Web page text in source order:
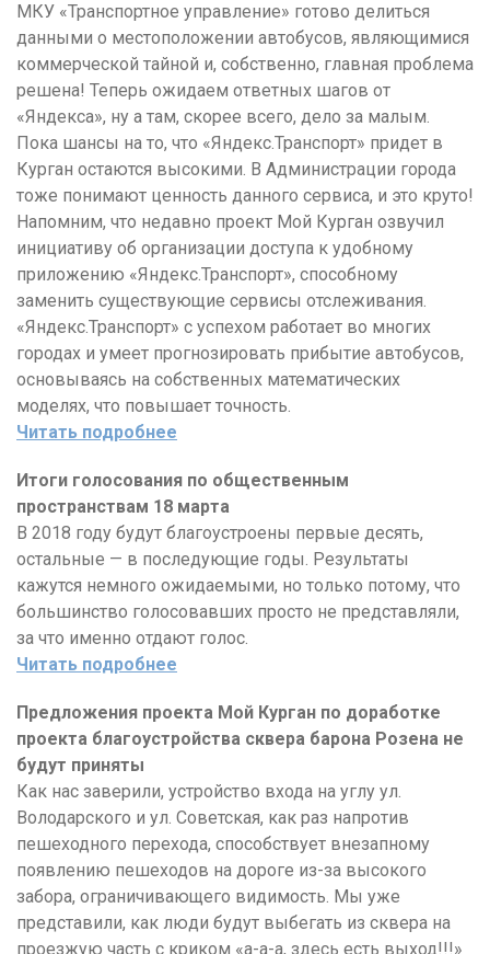
МКУ «Транспортное управление» готово делиться
данными о местоположении автобусов, являющимися
коммерческой тайной и, собственно, главная проблема
решена! Теперь ожидаем ответных шагов от
«Яндекса», ну а там, скорее всего, дело за малым.
Пока шансы на то, что «Яндекс.Транспорт» придет в
Курган остаются высокими. В Администрации города
тоже понимают ценность данного сервиса, и это круто!
Напомним, что недавно проект Мой Курган озвучил
инициативу об организации доступа к удобному
приложению «Яндекс.Транспорт», способному
заменить существующие сервисы отслеживания.
«Яндекс.Транспорт» с успехом работает во многих
городах и умеет прогнозировать прибытие автобусов,
основываясь на собственных математических
моделях, что повышает точность.
Читать подробнее
Итоги голосования по общественным
пространствам 18 марта
В 2018 году будут благоустроены первые десять,
остальные — в последующие годы. Результаты
кажутся немного ожидаемыми, но только потому, что
большинство голосовавших просто не представляли,
за что именно отдают голос.
Читать подробнее
Предложения проекта Мой Курган по доработке
проекта благоустройства сквера барона Розена не
будут приняты
Как нас заверили, устройство входа на углу ул.
Володарского и ул. Советская, как раз напротив
пешеходного перехода, способствует внезапному
появлению пешеходов на дороге из-за высокого
забора, ограничивающего видимость. Мы уже
представили, как люди будут выбегать из сквера на
проезжую часть с криком «а-а-а, здесь есть выход!!!»